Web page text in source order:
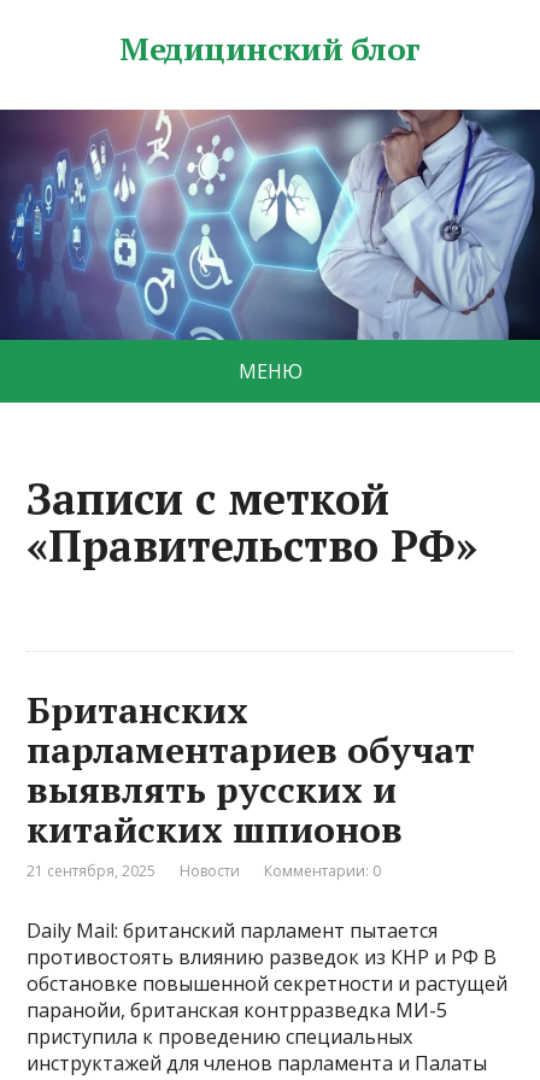
Медицинский блог
МЕНЮ
Записи с меткой
«Правительство РФ»
Британских
парламентариев обучат
выявлять русских и
китайских шпионов
21 сентября, 2025 Новости Комментарии: 0
Daily Mail: британский парламент пытается
противостоять влиянию разведок из КНР и РФ В
обстановке повышенной секретности и растущей
паранойи, британская контрразведка МИ-5
приступила к проведению специальных
инструктажей для членов парламента и Палаты